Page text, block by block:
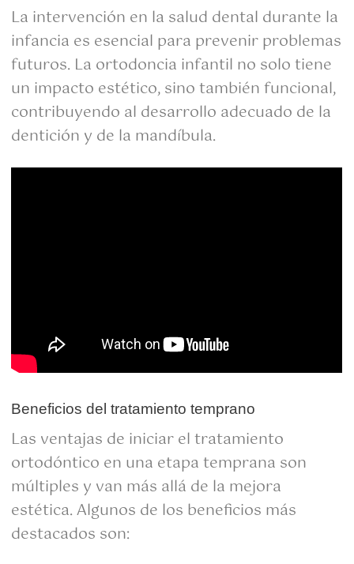
La intervención en la salud dental durante la
infancia es esencial para prevenir problemas
futuros. La ortodoncia infantil no solo tiene
un impacto estético, sino también funcional,
contribuyendo al desarrollo adecuado de la
dentición y de la mandíbula.
Beneficios del tratamiento temprano
Las ventajas de iniciar el tratamiento
ortodóntico en una etapa temprana son
múltiples y van más allá de la mejora
estética. Algunos de los beneficios más
destacados son: